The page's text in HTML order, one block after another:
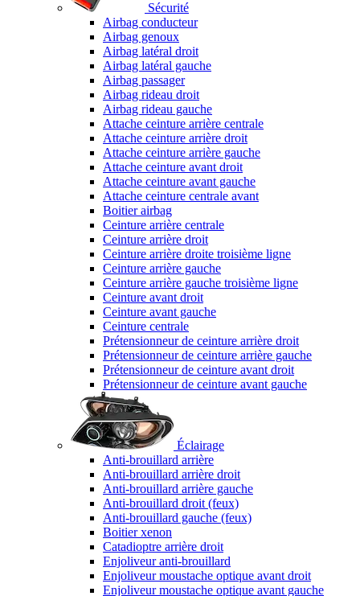
Sécurité
Airbag conducteur
Airbag genoux
Airbag latéral droit
Airbag latéral gauche
Airbag passager
Airbag rideau droit
Airbag rideau gauche
Attache ceinture arrière centrale
Attache ceinture arrière droit
Attache ceinture arrière gauche
Attache ceinture avant droit
Attache ceinture avant gauche
Attache ceinture centrale avant
Boitier airbag
Ceinture arrière centrale
Ceinture arrière droit
Ceinture arrière droite troisième ligne
Ceinture arrière gauche
Ceinture arrière gauche troisième ligne
Ceinture avant droit
Ceinture avant gauche
Ceinture centrale
Prétensionneur de ceinture arrière droit
Prétensionneur de ceinture arrière gauche
Prétensionneur de ceinture avant droit
Prétensionneur de ceinture avant gauche
Éclairage
Anti-brouillard arrière
Anti-brouillard arrière droit
Anti-brouillard arrière gauche
Anti-brouillard droit (feux)
Anti-brouillard gauche (feux)
Boitier xenon
Catadioptre arrière droit
Enjoliveur anti-brouillard
Enjoliveur moustache optique avant droit
Enjoliveur moustache optique avant gauche